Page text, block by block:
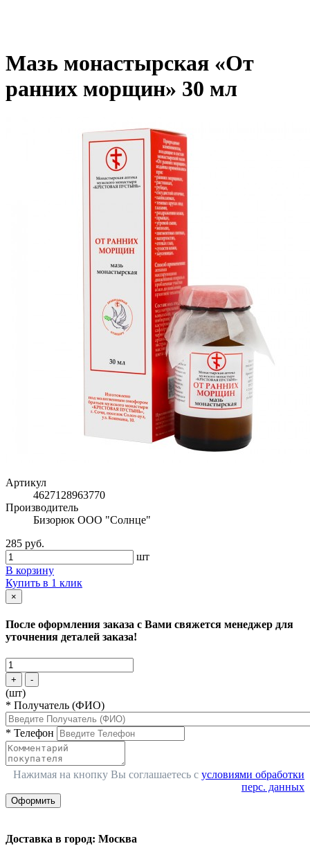
Мазь монастырская «От
ранних морщин» 30 мл
Артикул
4627128963770
Производитель
Бизорюк ООО "Солнце"
285 руб.
шт
В корзину
Купить в 1 клик
×
После оформления заказа с Вами свяжется менеджер для
уточнения деталей заказа!
+ -
(шт)
* Получатель (ФИО)
* Телефон
Нажимая на кнопку Вы соглашаетесь с условиями обработки
перс. данных
Оформить
Доставка в город: Москва